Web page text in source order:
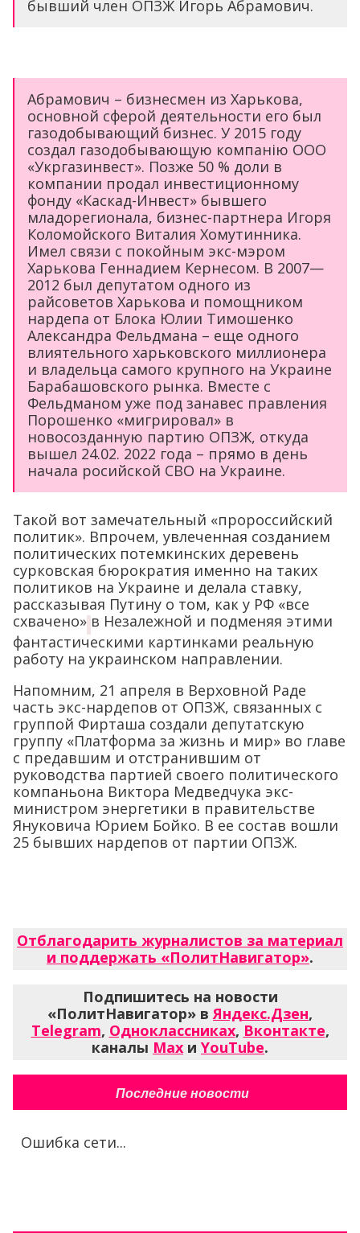
бывший член ОПЗЖ Игорь Абрамович.
Абрамович – бизнесмен из Харькова,
основной сферой деятельности его был
газодобывающий бизнес. У 2015 году
создал газодобывающую компанію ООО
«Укргазинвест». Позже 50 % доли в
компании продал инвестиционному
фонду «Каскад-Инвест» бывшего
младорегионала, бизнес-партнера Игоря
Коломойского Виталия Хомутинника.
Имел связи с покойным экс-мэром
Харькова Геннадием Кернесом. В 2007—
2012 был депутатом одного из
райсоветов Харькова и помощником
нардепа от Блока Юлии Тимошенко
Александра Фельдмана – еще одного
влиятельного харьковского миллионера
и владельца самого крупного на Украине
Барабашовского рынка. Вместе с
Фельдманом уже под занавес правления
Порошенко «мигрировал» в
новосозданную партию ОПЗЖ, откуда
вышел 24.02. 2022 года – прямо в день
начала росийской СВО на Украине.
Такой вот замечательный «пророссийский
политик». Впрочем, увлеченная созданием
политических потемкинских деревень
сурковская бюрократия именно на таких
политиков на Украине и делала ставку,
рассказывая Путину о том, как у РФ «все
схвачено» в Незалежной и подменяя этими
фантастическими картинками реальную
работу на украинском направлении.
Напомним, 21 апреля в Верховной Раде
часть экс-нардепов от ОПЗЖ, связанных с
группой Фирташа создали депутатскую
группу «Платформа за жизнь и мир» во главе
с предавшим и отстранившим от
руководства партией своего политического
компаньона Виктора Медведчука экс-
министром энергетики в правительстве
Януковича Юрием Бойко. В ее состав вошли
25 бывших нардепов от партии ОПЗЖ.
Отблагодарить журналистов за материал
и поддержать «ПолитНавигатор».
Подпишитесь на новости
«ПолитНавигатор» вЯндекс.Дзен,
Telegram, Одноклассниках, Вконтакте,
каналы Max и YouTube.
Последние новости
Ошибка сети...